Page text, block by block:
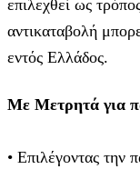
επιλεχθεί ως
αντικαταβολή
εντός Ελλάδος.
Με Μετρητά για
• Επιλέγοντας την